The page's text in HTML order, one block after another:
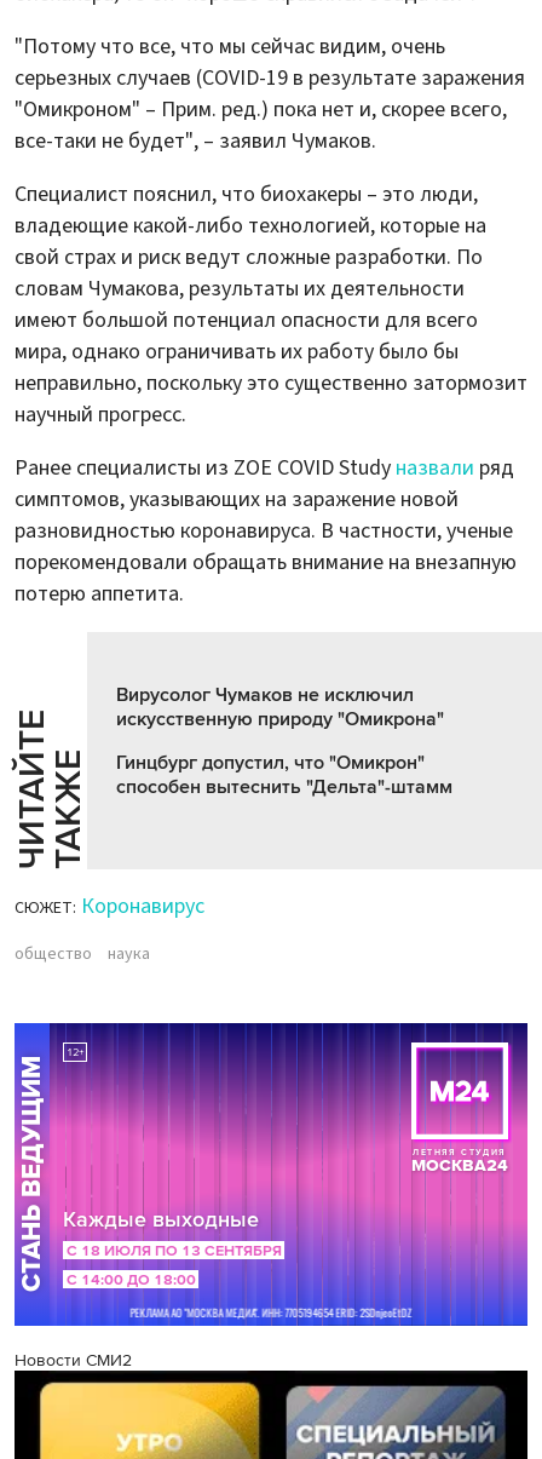
"Потому что все, что мы сейчас видим, очень
серьезных случаев (COVID-19 в результате заражения
"Омикроном" – Прим. ред.) пока нет и, скорее всего,
все-таки не будет", – заявил Чумаков.
Специалист пояснил, что биохакеры – это люди,
владеющие какой-либо технологией, которые на
свой страх и риск ведут сложные разработки. По
словам Чумакова, результаты их деятельности
имеют большой потенциал опасности для всего
мира, однако ограничивать их работу было бы
неправильно, поскольку это существенно затормозит
научный прогресс.
Ранее специалисты из ZOE COVID Study назвали ряд
симптомов, указывающих на заражение новой
разновидностью коронавируса. В частности, ученые
порекомендовали обращать внимание на внезапную
потерю аппетита.
Ч
И
Т
АЙ
Т
Е
Т
А
К
ЖЕ
Вирусолог Чумаков не исключил
искусственную природу "Омикрона"
Гинцбург допустил, что "Омикрон"
способен вытеснить "Дельта"-штамм
СЮЖЕТ: Коронавирус
общество наука
Новости СМИ2